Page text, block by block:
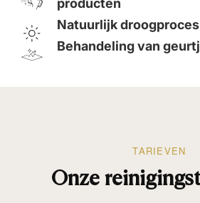
Natuurlijk droogproces
Behandeling van
TARIEVEN
Onze